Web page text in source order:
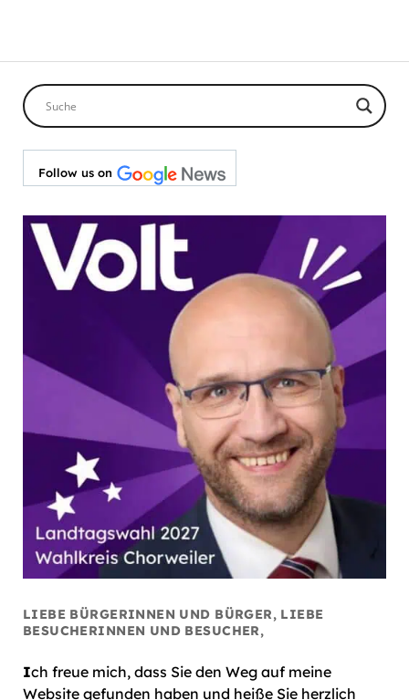
Follow us on
LIEBE BÜRGERINNEN UND BÜRGER, LIEBE
BESUCHERINNEN UND BESUCHER,
Ich freue mich, dass Sie den Weg auf meine
Website gefunden haben und heiße Sie herzlich